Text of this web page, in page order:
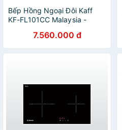
Bếp Hồng Ngoại Đôi Kaff
KF-FL101CC Malaysia -
7.560.000 đ